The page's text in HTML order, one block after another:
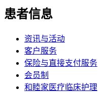
患者信息
资讯与活动
客户服务
保险与直接支付服务
会员制
和睦家医疗临床护理